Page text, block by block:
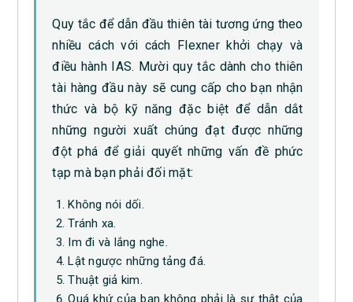
Quy tắc để dẫn đầu thiên tài tương ứng theo
nhiều cách với cách Flexner khởi chạy và
điều hành IAS. Mười quy tắc dành cho thiên
tài hàng đầu này sẽ cung cấp cho bạn nhận
thức và bộ kỹ năng đặc biệt để dẫn dắt
những người xuất chúng đạt được những
đột phá để giải quyết những vấn đề phức
tạp mà bạn phải đối mặt:
Không nói dối.
Tránh xa.
Im đi và lắng nghe.
Lật ngược những tảng đá.
Thuật giả kim.
Quá khứ của bạn không phải là sự thật của